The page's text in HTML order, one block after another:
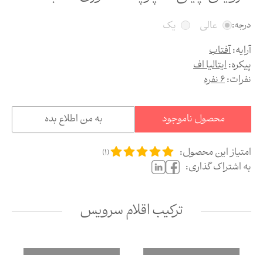
درجه: عالی
یک
آرایه:آفتاب
پیکره:ایتالیا اف
نفرات:6 نفره
محصول ناموجود
به من اطلاع بده
امتیاز این محصول:
(
1
)
به اشتراک گذاری:
ترکیب اقلام سرویس